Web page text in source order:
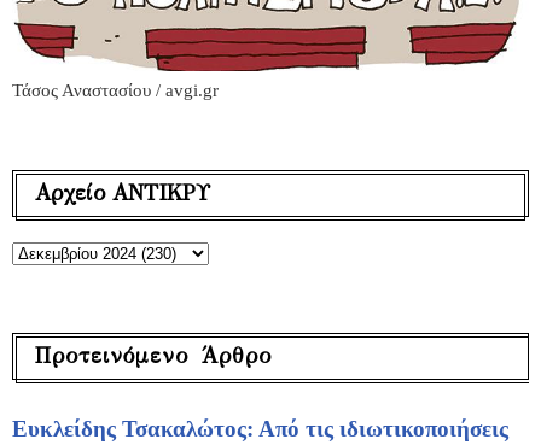
Τάσος Αναστασίου / avgi.gr
Αρχείο ΑΝΤΙΚΡΥ
Προτεινόμενο Άρθρο
Ευκλείδης Τσακαλώτος: Από τις ιδιωτικοποιήσεις